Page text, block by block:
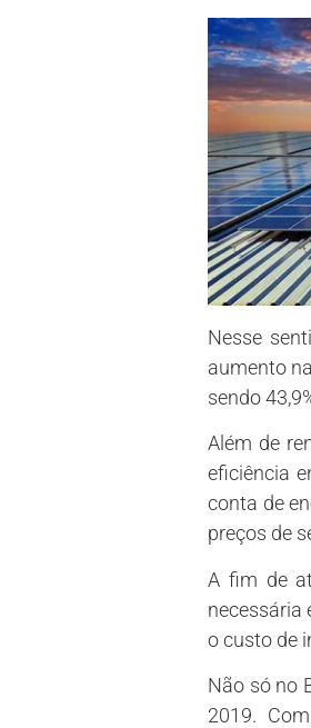
Nesse
aumento
sendo
Além de
eficiência
conta de
preços de
A fim de
necessária
o custo de
Não só no
2019.